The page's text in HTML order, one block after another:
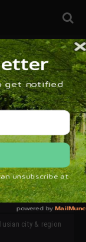
16 – 25 Octubre,
city & region